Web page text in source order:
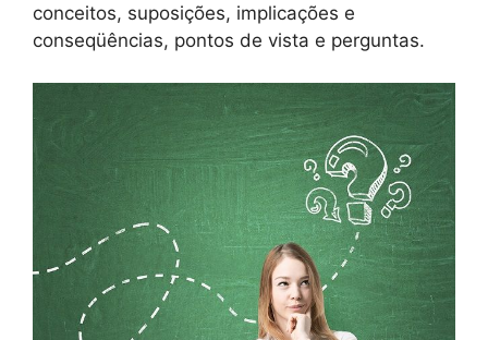
conceitos, suposições, implicações e
conseqüências, pontos de vista e perguntas.